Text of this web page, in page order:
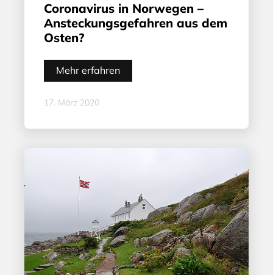
Coronavirus in Norwegen –
Ansteckungsgefahren aus dem
Osten?
Mehr erfahren
17. März 2020